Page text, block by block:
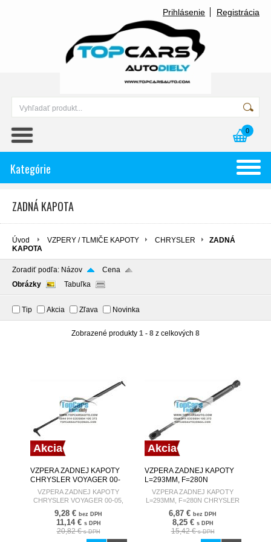
Prihlásenie Registrácia
0
Kategórie
ZADNÁ KAPOTA
Úvod VZPERY / TLMIČE KAPOTY CHRYSLER
ZADNÁ
KAPOTA
Zoradiť podľa: Názov
Cena
Obrázky
Tabuľka
Tip Akcia Zľava Novinka
Zobrazené produkty 1 - 8 z celkových 8
Akcia
VZPERA ZADNEJ KAPOTY
CHRYSLER VOYAGER 00-
05, DODGE CARAVAN 00-05
L/R
VZPERA ZADNEJ KAPOTY
CHRYSLER VOYAGER 00-05,
DODGE CARAVAN 00-05 L/R
9,28 € bez DPH
11,14 € s DPH
20,82 €s DPH
Akcia
VZPERA ZADNEJ KAPOTY
L=293MM, F=280N
CHRYSLER 300C 04-12
VZPERA ZADNEJ KAPOTY
L=293MM, F=280N CHRYSLER
300C 04-12
6,87 € bez DPH
8,25 € s DPH
15,42 €s DPH